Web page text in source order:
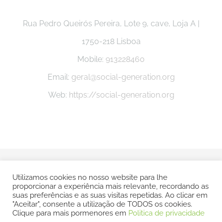
Rua Pedro Queirós Pereira, Lote 9, cave, Loja A |
1750-218 Lisboa
Mobile: 913228460
Email: geral@social-generation.org
Web: https://social-generation.org
| Todos os direitos reservados | POWERED BYSMSP
Utilizamos cookies no nosso website para lhe
proporcionar a experiência mais relevante, recordando as
suas preferências e as suas visitas repetidas. Ao clicar em
"Aceitar", consente a utilização de TODOS os cookies.
Clique para mais pormenores em Politica de privacidade